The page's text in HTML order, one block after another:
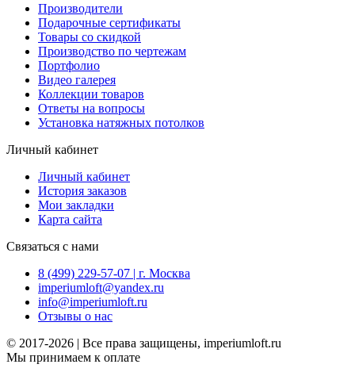
Производители
Подарочные сертификаты
Товары со скидкой
Производство по чертежам
Портфолио
Видео галерея
Коллекции товаров
Ответы на вопросы
Установка натяжных потолков
Личный кабинет
Личный кабинет
История заказов
Мои закладки
Карта сайта
Связаться с нами
8 (499) 229-57-07 | г. Москва
imperiumloft@yandex.ru
info@imperiumloft.ru
Отзывы о нас
© 2017-2026 | Все права защищены, imperiumloft.ru
Мы принимаем к оплате